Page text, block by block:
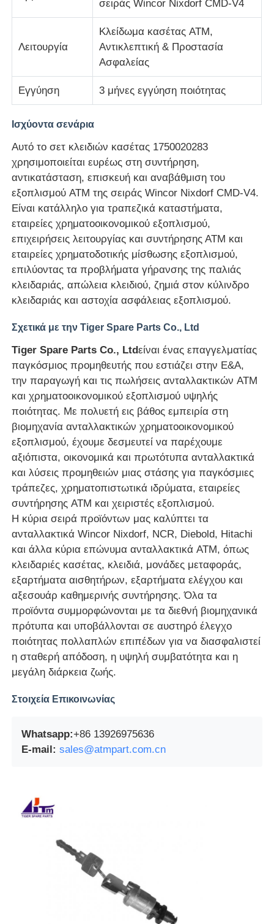
Τμήματα ATM Diebold
Ανταλλακτικά NCR ATM
Τμήματα ΑΤΜ Hyosung
Τμήματα Fujitsu ATM
Τμήματα ATM Hitachi
Μέρη GRG ATM
Τμήματα ΑΤΜ Glory NMD
Τμήματα ΑΤΜ OKI
Μέρη ATM Genmega
Bill Acceptor
Διαλογιστής τραπεζογραμματίων
μετρητής λογαριασμών
Εκτυπωτής καρτών
μηχάνημα POS
Ανταλλακτικά ATM
Μηχάνημα ΑΤΜ
Ανακυκλωτής νομισμάτων
σειράς Wincor Nixdorf CMD-V4
Λειτουργία
Κλείδωμα κασέτας ATM,
Αντικλεπτική & Προστασία
Ασφαλείας
Εγγύηση 3 μήνες εγγύηση ποιότητας
Ισχύοντα σενάρια
Αυτό το σετ κλειδιών κασέτας 1750020283
χρησιμοποιείται ευρέως στη συντήρηση,
αντικατάσταση, επισκευή και αναβάθμιση του
εξοπλισμού ATM της σειράς Wincor Nixdorf CMD-V4.
Είναι κατάλληλο για τραπεζικά καταστήματα,
εταιρείες χρηματοοικονομικού εξοπλισμού,
επιχειρήσεις λειτουργίας και συντήρησης ΑΤΜ και
εταιρείες χρηματοδοτικής μίσθωσης εξοπλισμού,
επιλύοντας τα προβλήματα γήρανσης της παλιάς
κλειδαριάς, απώλεια κλειδιού, ζημιά στον κύλινδρο
κλειδαριάς και αστοχία ασφάλειας εξοπλισμού.
Σχετικά με την Tiger Spare Parts Co., Ltd
Tiger Spare Parts Co., Ltdείναι ένας επαγγελματίας
παγκόσμιος προμηθευτής που εστιάζει στην Ε&Α,
την παραγωγή και τις πωλήσεις ανταλλακτικών ATM
και χρηματοοικονομικού εξοπλισμού υψηλής
ποιότητας. Με πολυετή εις βάθος εμπειρία στη
βιομηχανία ανταλλακτικών χρηματοοικονομικού
εξοπλισμού, έχουμε δεσμευτεί να παρέχουμε
αξιόπιστα, οικονομικά και πρωτότυπα ανταλλακτικά
και λύσεις προμηθειών μιας στάσης για παγκόσμιες
τράπεζες, χρηματοπιστωτικά ιδρύματα, εταιρείες
συντήρησης ATM και χειριστές εξοπλισμού.
Η κύρια σειρά προϊόντων μας καλύπτει τα
ανταλλακτικά Wincor Nixdorf, NCR, Diebold, Hitachi
και άλλα κύρια επώνυμα ανταλλακτικά ATM, όπως
κλειδαριές κασέτας, κλειδιά, μονάδες μεταφοράς,
εξαρτήματα αισθητήρων, εξαρτήματα ελέγχου και
αξεσουάρ καθημερινής συντήρησης. Όλα τα
προϊόντα συμμορφώνονται με τα διεθνή βιομηχανικά
πρότυπα και υποβάλλονται σε αυστηρό έλεγχο
ποιότητας πολλαπλών επιπέδων για να διασφαλιστεί
η σταθερή απόδοση, η υψηλή συμβατότητα και η
μεγάλη διάρκεια ζωής.
Στοιχεία Επικοινωνίας
Whatsapp:+86 13926975636
E-mail: sales@atmpart.com.cn